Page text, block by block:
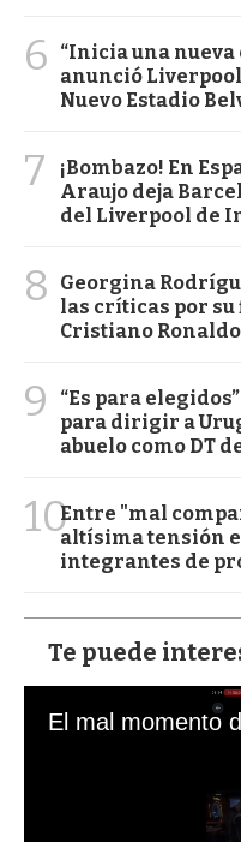
6
“Inicia una nueva
anunció
Nuevo Estadio
7
¡Bombazo! En
Araujo deja
del Liverpool de
8
Georgina
las críticas por su
Cristiano Ronaldo
9
“Es para
para dirigir a
abuelo como DT
10Entre "mal
altísima tensión
integrantes de
Te puede